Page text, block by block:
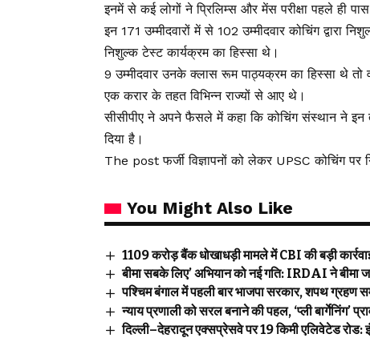
इनमें से कई लोगों ने प्रिलिम्स और मेंस परीक्षा पहले ही
इन 171 उम्मीदवारों में से 102 उम्मीदवार कोचिंग द्वारा
निशुल्क टेस्ट कार्यक्रम का हिस्सा थे।
9 उम्मीदवार उनके क्लास रूम पाठ्यक्रम का हिस्सा थे
एक करार के तहत विभिन्न राज्यों से आए थे।
सीसीपीए ने अपने फैसले में कहा कि कोचिंग संस्थान ने इन
दिया है।
The post फर्जी विज्ञापनों को लेकर UPSC कोचिंग
You Might Also Like
₹1109 करोड़ बैंक धोखाधड़ी मामले में CBI की बड़ी
बीमा सबके लिए’ अभियान को नई गति: IRDAI ने
पश्चिम बंगाल में पहली बार भाजपा सरकार, शपथ ग्रहण
न्याय प्रणाली को सरल बनाने की पहल, ‘प्ली बार्गेनिंग’
दिल्ली–देहरादून एक्सप्रेसवे पर 19 किमी एलिवेटेड रोड: